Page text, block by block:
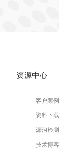
资源中心
客户案例
资料下载
漏洞检测
技术博客